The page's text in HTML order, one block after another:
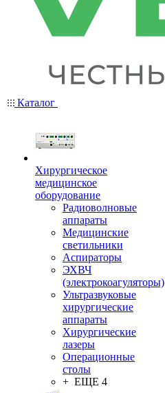
Каталог
Хирургическое
медицинское
оборудование
Радиоволновые
аппараты
Медицинские
светильники
Аспираторы
ЭХВЧ
(электрокоагуляторы)
Ультразвуковые
хирургические
аппараты
Хирургические
лазеры
Операционные
столы
+ ЕЩЕ 4